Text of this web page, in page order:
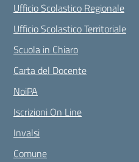
Ufficio Scolastico Regionale
Ufficio Scolastico Territoriale
Scuola in Chiaro
Carta del Docente
NoiPA
Iscrizioni On Line
Invalsi
Comune